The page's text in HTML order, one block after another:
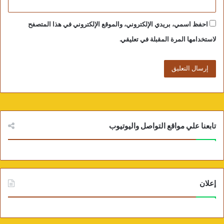
الجماهيري للدكتور أحمد الدله، الديكور المسرحي
المصمم والمخرج للفنانة فدوى عطيه.
احفظ اسمي، بريدي الإلكتروني، والموقع الإلكتروني في هذا المتصفح
لاستخدامها المرة المقبلة في تعليقي.
تابعنا علي مواقع التواصل واليوتيوب
إعلان